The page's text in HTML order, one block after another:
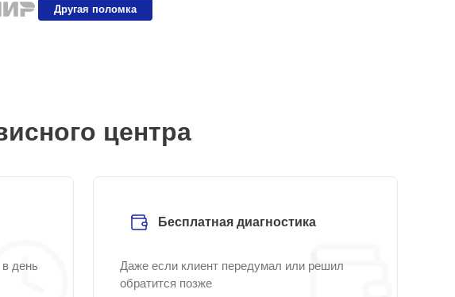
Другая поломка
центра
день
Бесплатная диагностика
Даже если клиент передумал или решил
обратится позже